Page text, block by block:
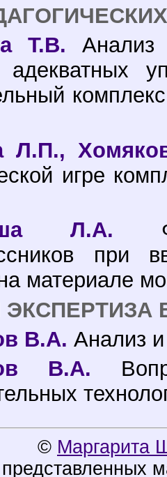
Т.В. Анализ
адекватных
Л.П.,
игре
Л.А.
при
материале
ЭКСПЕРТИЗА
В.А. Анализ и
В.А.
© Маргарита